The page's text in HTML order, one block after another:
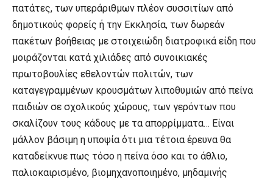
πατάτες, των υπεράριθμων πλέον συσσιτίων από
δημοτικούς φορείς ή την Εκκλησία, των δωρεάν
πακέτων βοήθειας με στοιχειώδη διατροφικά είδη που
μοιράζονται κατά χιλιάδες από συνοικιακές
πρωτοβουλίες εθελοντών πολιτών, των
καταγεγραμμένων κρουσμάτων λιποθυμιών από πείνα
παιδιών σε σχολικούς χώρους, των γερόντων που
σκαλίζουν τους κάδους με τα απορρίμματα… Είναι
μάλλον βάσιμη η υποψία ότι μια τέτοια έρευνα θα
καταδείκνυε πως τόσο η πείνα όσο και το άθλιο,
παλιοκαιρισμένο, βιομηχανοποιημένο, μηδαμινής